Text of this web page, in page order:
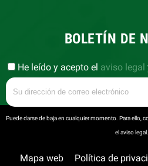
BOLETÍN DE
He leído y acepto el aviso legal
Puede darse de baja en cualquier momento. Para ello,
el aviso legal.
Mapa web Política de